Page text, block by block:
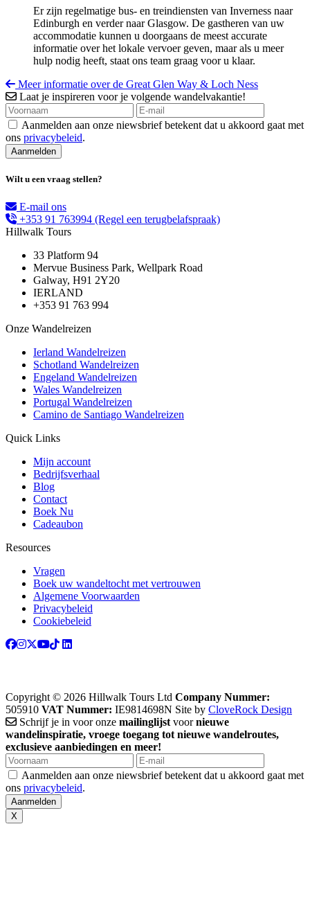
Er zijn regelmatige bus- en treindiensten van Inverness naar
Edinburgh en verder naar Glasgow. De gastheren van uw
accommodatie kunnen u doorgaans de meest accurate
informatie over het lokale vervoer geven, maar als u meer
hulp nodig heeft, staat ons team graag voor u klaar.
Meer informatie over de Great Glen Way & Loch Ness
Laat je inspireren voor je volgende wandelvakantie!
Aanmelden aan onze niewsbrief betekent dat u akkoord gaat met
ons privacybeleid.
Wilt u een vraag stellen?
E-mail ons
+353 91 763994 (Regel een terugbelafspraak)
Hillwalk Tours
33 Platform 94
Mervue Business Park, Wellpark Road
Galway, H91 2Y20
IERLAND
+353 91 763 994
Onze Wandelreizen
Ierland Wandelreizen
Schotland Wandelreizen
Engeland Wandelreizen
Wales Wandelreizen
Portugal Wandelreizen
Camino de Santiago Wandelreizen
Quick Links
Mijn account
Bedrijfsverhaal
Blog
Contact
Boek Nu
Cadeaubon
Resources
Vragen
Boek uw wandeltocht met vertrouwen
Algemene Voorwaarden
Privacybeleid
Cookiebeleid
Copyright © 2026 Hillwalk Tours Ltd Company Nummer:
505910 VAT Nummer: IE9814698N Site by CloveRock Design
Schrijf je in voor onze mailinglijst voornieuwe
wandelinspiratie, vroege toegang tot nieuwe wandelroutes,
exclusieve aanbiedingen en meer!
Aanmelden aan onze niewsbrief betekent dat u akkoord gaat met
ons privacybeleid.
X